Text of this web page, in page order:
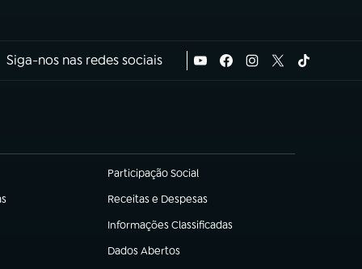
Siga-nos nas redes sociais
Participação Social
(abre em nova aba)
Receitas e Despesas
(abre em nova aba)
Informações Classificadas
(abre em nova aba)
Dados Abertos
(abre em nova aba)